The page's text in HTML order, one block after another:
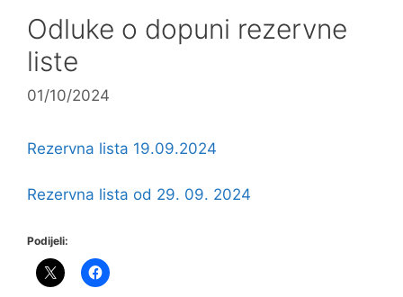
Odluke o dopuni rezervne
liste
01/10/2024
Rezervna lista 19.09.2024
Rezervna lista od 29. 09. 2024
Podijeli: